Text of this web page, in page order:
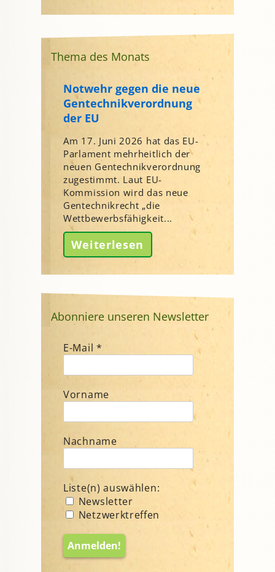
Thema des Monats
Notwehr gegen die neue
Gentechnikverordnung
der EU
Am 17. Juni 2026 hat das EU-
Parlament mehrheitlich der
neuen Gentechnikverordnung
zugestimmt. Laut EU-
Kommission wird das neue
Gentechnikrecht „die
Wettbewerbsfähigkeit...
Weiterlesen
Abonniere unseren Newsletter
E-Mail *
Vorname
Nachname
Liste(n) auswählen:
Newsletter
Netzwerktreffen